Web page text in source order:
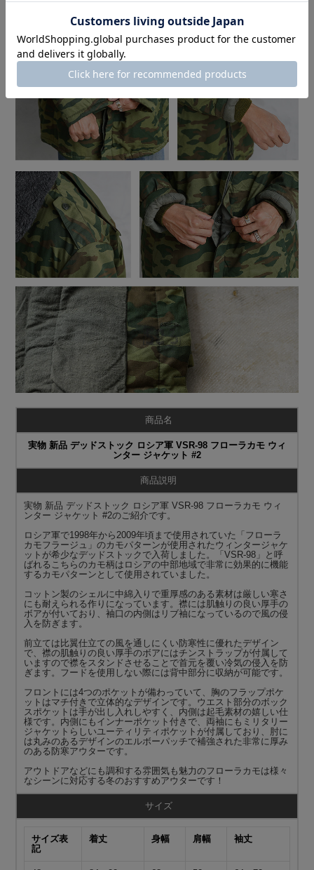
商品名
実物 新品 デッドストック ロシア軍 VSR-98 フローラカモ ウィ
ンター ジャケット #2
商品説明
実物 新品 デッドストック ロシア軍 VSR-98 フローラカモ ウィ
ンター ジャケット #2のご紹介です。
ロシア軍で1998年から2009年頃まで使用されていた「フローラ
カモフラージュ」のカモパターンが使用されたウィンタージャケ
ットが希少なデッドストックで入荷しました。「VSR-98」と呼
ばれるこちらのカモ柄はロシアの中部地域で非常に効果的に機能
するカモパターンとして使用されていました。
コットン製のシェルに中綿入りで重厚感のある素材は厳しい寒さ
にも耐えられる作りになっています。襟には肌触りの良い厚手の
ボアが付いており、袖口の内側はリブ袖になっているので風の侵
入を防ぎます。
前立ては比翼仕立ての風を通しにくい防寒性に優れたデザイン
で、襟の肌触りの良い厚手のボアにはチンストラップが付属して
いますので襟をスタンドさせることで首元を覆い冷気の侵入を防
ぎます。フードを使用しない際には背中部分に収納が可能です。
フロントには4つのポケットが備わっていて、胸のフラップポケ
ットはマチ付きで立体的なデザインです。ウエスト部分のボック
スポケットは手が出し入れしやすく、内側は起毛素材の嬉しい仕
様です。内側にもインナーポケット付きで、両袖にもミリタリー
ジャケットらしいユーティリティポケットが付属しており、肘に
は丸みのあるデザインのエルボーパッチで補強された非常に厚み
のある防寒アウターです。
アウトドアなどにも調和する雰囲気も魅力のフローラカモは様々
なシーンに対応する冬のおすすめアウターです！
サイズ
サイズ表
記
着丈 身幅 肩幅 袖丈